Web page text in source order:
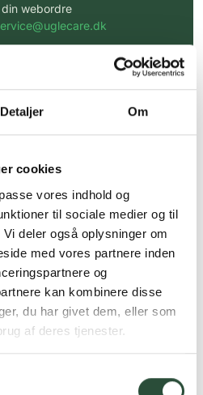
Detaljer Om
cookies
vores indhold og
til sociale medier og til
deler også oplysninger om
med vores partnere inden
og
kan kombinere disse
du har givet dem, eller som
af deres tjenester.
webordre
(30 min. i Kbh)
via GLS, og DAO
priser*
af kendte
stort udvalg af kendte
og andre spændende
altid til fast lav pris.
Uglecare.dk her